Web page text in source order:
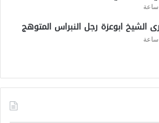
الشيخ ابوعزة رجل النبراس المتوهج